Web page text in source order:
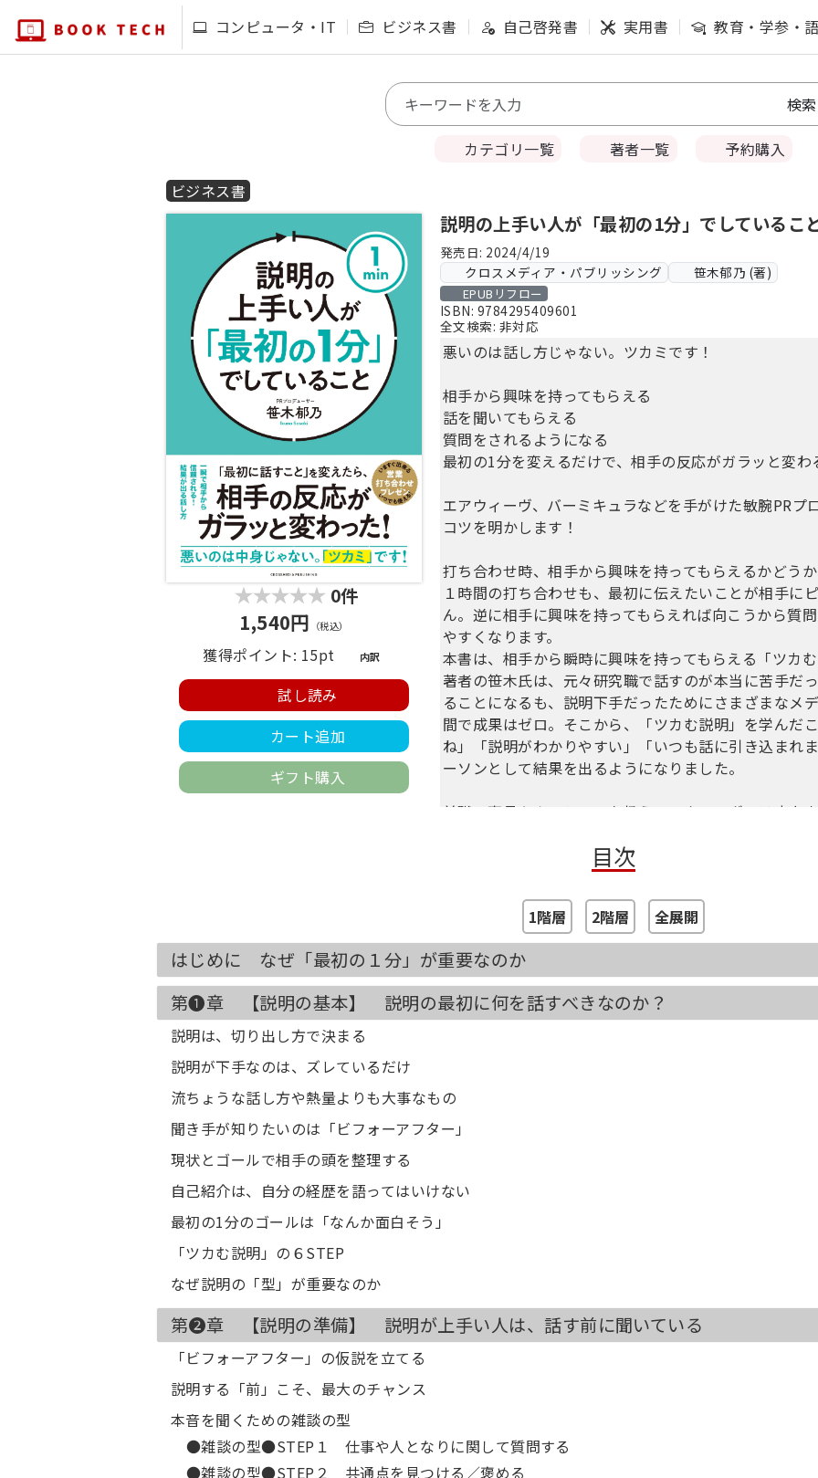
コンピュータ・IT ビジネス書 自己啓発書 実用書 教育・学参・
カテゴリ一覧 著者一覧
予約購入
ビジネス書
0件
1,540円 （税込）
獲得ポイント: 15pt 内訳
試し読み
カート追加
ギフト購入
説明の上手い人が「最初の1分」でしているこ
発売日: 2024/4/19
クロスメディア・パブリッシング
笹木郁乃 (著)
EPUBリフロー
ISBN: 9784295409601
全文検索: 非対応
悪いのは話し方じゃない。ツカミです！
相手から興味を持ってもらえる
話を聞いてもらえる
質問をされるようになる
最初の1分を変えるだけで、相手の反応がガラッと変わ
エアウィーヴ、バーミキュラなどを手がけた敏腕PRプ
コツを明かします！
打ち合わせ時、相手から興味を持ってもらえるかどうか
１時間の打ち合わせも、最初に伝えたいことが相手に
ん。逆に相手に興味を持ってもらえれば向こうから質
やすくなります。
本書は、相手から瞬時に興味を持ってもらえる「ツカ
著者の笹木氏は、元々研究職で話すのが本当に苦手だ
ることになるも、説明下手だったためにさまざまなメ
間で成果はゼロ。そこから、「ツカむ説明」を学んだ
ね」「説明がわかりやすい」「いつも話に引き込まれ
ーソンとして結果を出るようになりました。
前職の寝具やクッションを扱うエアウィーヴでは売上
ちにして、認知度を全国区に。ついには自分で会社を
その笹木氏を大きく変えた「ツカむ説明」のノウハウ
目次
1階層 2階層 全展開
はじめに なぜ「最初の１分」が重要なのか
第❶章 【説明の基本】 説明の最初に何を話すべきなのか？
説明は、切り出し方で決まる
説明が下手なのは、ズレているだけ
流ちょうな話し方や熱量よりも大事なもの
聞き手が知りたいのは「ビフォーアフター」
現状とゴールで相手の頭を整理する
自己紹介は、自分の経歴を語ってはいけない
最初の1分のゴールは「なんか面白そう」
「ツカむ説明」の６STEP
なぜ説明の「型」が重要なのか
第❷章 【説明の準備】 説明が上手い人は、話す前に聞いている
「ビフォーアフター」の仮説を立てる
説明する「前」こそ、最大のチャンス
本音を聞くための雑談の型
●雑談の型●STEP１ 仕事や人となりに関して質問する
●雑談の型●STEP２ 共通点を見つける／褒める